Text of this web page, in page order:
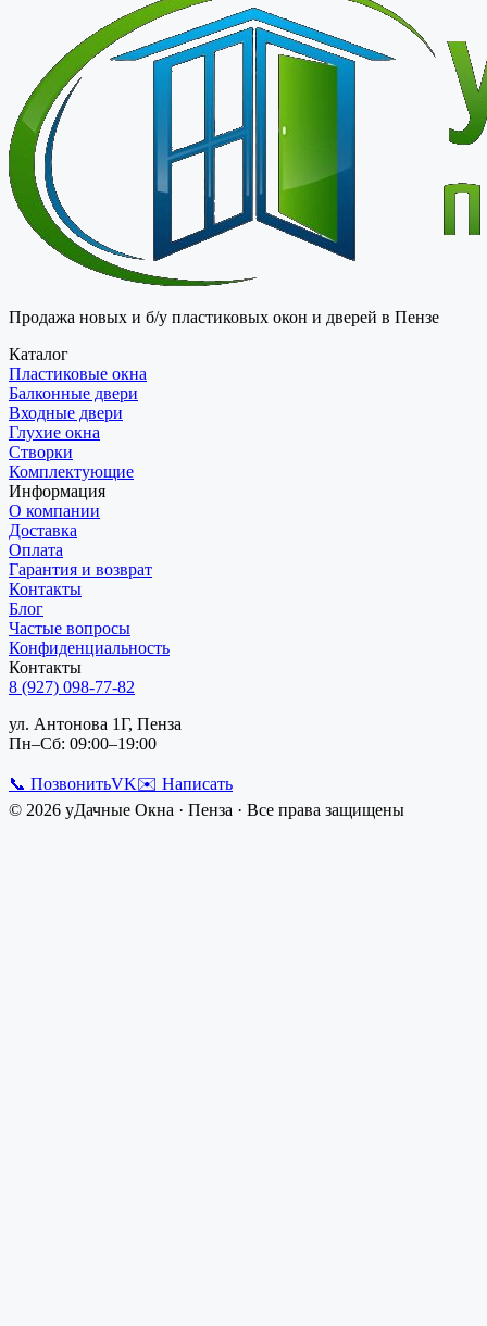
Продажа новых и б/у пластиковых окон и дверей в Пензе
Каталог
Пластиковые окна
Балконные двери
Входные двери
Глухие окна
Створки
Комплектующие
Информация
О компании
Доставка
Оплата
Гарантия и возврат
Контакты
Блог
Частые вопросы
Конфиденциальность
Контакты
8 (927) 098-77-82
ул. Антонова 1Г, Пенза
Пн–Сб: 09:00–19:00
📞 ПозвонитьVK✉️ Написать
© 2026 уДачные Окна · Пенза · Все права защищены